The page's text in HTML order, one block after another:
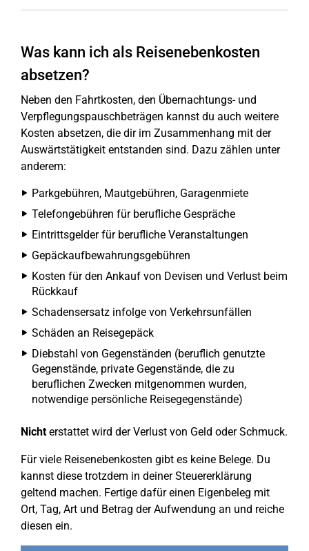
Was kann ich als Reisenebenkosten
absetzen?
Neben den Fahrtkosten, den Übernachtungs- und
Verpflegungspauschbeträgen kannst du auch weitere
Kosten absetzen, die dir im Zusammenhang mit der
Auswärtstätigkeit entstanden sind. Dazu zählen unter
anderem:
Parkgebühren, Mautgebühren, Garagenmiete
Telefongebühren für berufliche Gespräche
Eintrittsgelder für berufliche Veranstaltungen
Gepäckaufbewahrungsgebühren
Kosten für den Ankauf von Devisen und Verlust beim
Rückkauf
Schadensersatz infolge von Verkehrsunfällen
Schäden an Reisegepäck
Diebstahl von Gegenständen (beruflich genutzte
Gegenstände, private Gegenstände, die zu
beruflichen Zwecken mitgenommen wurden,
notwendige persönliche Reisegegenstände)
Nichterstattet wird der Verlust von Geld oder Schmuck.
Für viele Reisenebenkosten gibt es keine Belege. Du
kannst diese trotzdem in deiner Steuererklärung
geltend machen. Fertige dafür einen Eigenbeleg mit
Ort, Tag, Art und Betrag der Aufwendung an und reiche
diesen ein.